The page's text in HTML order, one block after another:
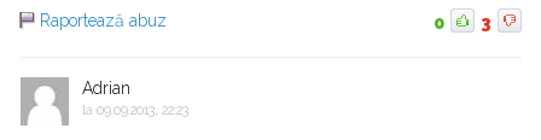
Raportează abuz
0 3
Adrian
la 09.09.2013, 22:23